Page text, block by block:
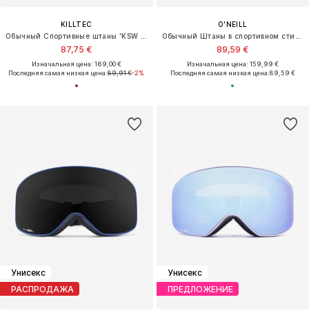
KILLTEC
87,75 €
Изначальная цена: 169,00 €
Последняя самая низкая цена:89,91 €-2%
O'NEILL
89,59 €
Изначальная цена: 159,99 €
Последняя самая низкая цена:89,59 €
Унисекс
РАСПРОДАЖА
Унисекс
ПРЕДЛОЖЕНИЕ